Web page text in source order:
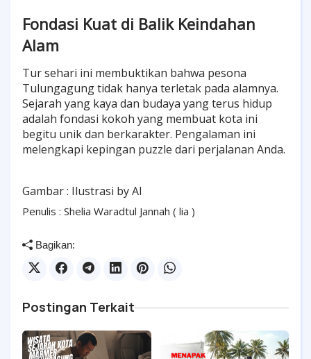
Fondasi Kuat di Balik Keindahan
Alam
Tur sehari ini membuktikan bahwa pesona
Tulungagung tidak hanya terletak pada alamnya.
Sejarah yang kaya dan budaya yang terus hidup
adalah fondasi kokoh yang membuat kota ini
begitu unik dan berkarakter. Pengalaman ini
melengkapi kepingan puzzle dari perjalanan Anda.
Gambar : Ilustrasi by AI
Penulis : Shelia Waradtul Jannah ( lia )
Bagikan:
Postingan Terkait